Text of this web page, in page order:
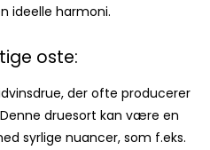
ideelle harmoni.
oste:
der ofte producerer
druesort kan være en
syrlige nuancer, som f.eks.